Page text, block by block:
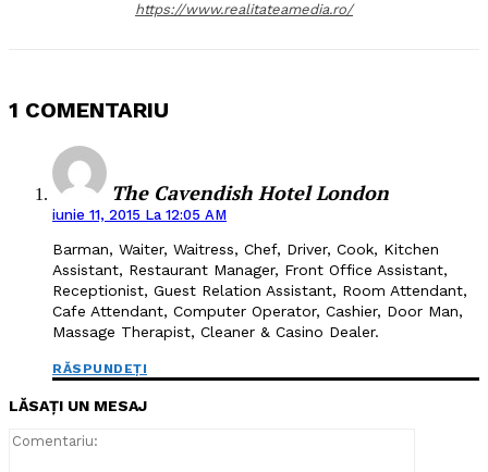
https://www.realitateamedia.ro/
1 COMENTARIU
The Cavendish Hotel London
iunie 11, 2015 La 12:05 AM
Barman, Waiter, Waitress, Chef, Driver, Cook, Kitchen
Assistant, Restaurant Manager, Front Office Assistant,
Receptionist, Guest Relation Assistant, Room Attendant,
Cafe Attendant, Computer Operator, Cashier, Door Man,
Massage Therapist, Cleaner & Casino Dealer.
RĂSPUNDEȚI
LĂSAȚI UN MESAJ